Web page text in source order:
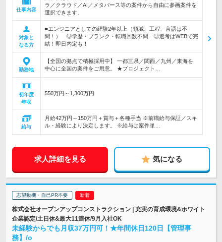
仕事内容
ラ／クラウド／AI／メタバース等の案件から自由に参画案件を
選択できます。
対象と
なる方
■エンジニアとしての経験2年以上（領域、工程、言語は不
問！） ◎学歴・ブランク・転職回数不問 ◎選考はWEBで完
結！即日内定も！
勤務地
【全国の拠点で積極採用中】 一都三県／関西／九州／東海を
中心に全国の案件をご用意。 ★プロジェクト…
初年度
年収
550万円～1,300万円
給与
月給42万円～150万円＋賞与＋各種手当 ※前職給与保証／スキ
ル・経験により決定します。 ※給与は案件単…
求人詳細を見る 気になる
志望動機・自己PR不要
株式会社オープンアップコンストラクション | 充実の育成環境&ホワイト
企業認定/土日休&最大11連休/9月入社OK
未経験からでも月収37万円可！★年間休日120日【管理事
務】/o